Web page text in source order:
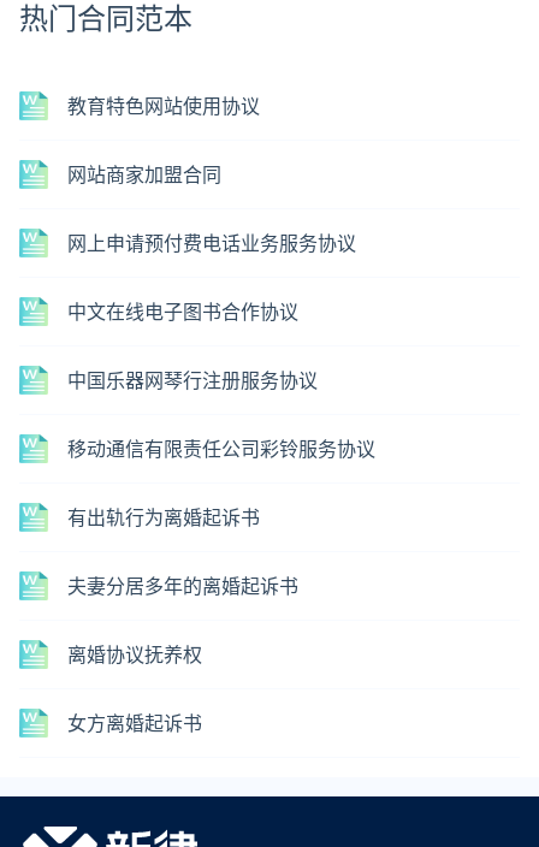
热门合同范本
教育特色网站使用协议
网站商家加盟合同
网上申请预付费电话业务服务协议
中文在线电子图书合作协议
中国乐器网琴行注册服务协议
移动通信有限责任公司彩铃服务协议
有出轨行为离婚起诉书
夫妻分居多年的离婚起诉书
离婚协议抚养权
女方离婚起诉书